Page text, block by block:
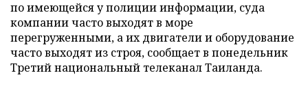
по имеющейся у полиции информации, суда
компании часто выходят в море
перегруженными, а их двигатели и оборудование
часто выходят из строя, сообщает в понедельник
Третий национальный телеканал Таиланда.